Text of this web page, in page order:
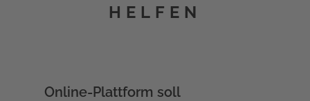
HELFEN
Online-Plattform soll